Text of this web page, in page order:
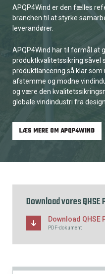
APQP4Wind er den fælles
branchen til at styrke
leverandører.
APQP4Wind har til formål at
produktkvalitetssikring såvel
produktlancering så klar
afstemme og modne
og være den
globale vindindustri fra
LÆS MERE OM APQP4WIND
Download vores
Download QHSE
PDF-dokument